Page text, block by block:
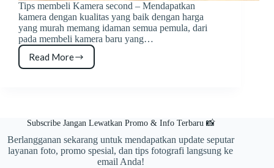
Tips membeli Kamera second – Mendapatkan
kamera dengan kualitas yang baik dengan harga
yang murah memang idaman semua pemula, dari
pada membeli kamera baru yang…
Read More
Tips
Membeli
Harga
Terbaik
Subscribe Jangan Lewatkan Promo & Info Terbaru 📸
Berlangganan sekarang untuk mendapatkan update seputar
layanan foto, promo spesial, dan tips fotografi langsung ke
email Anda!